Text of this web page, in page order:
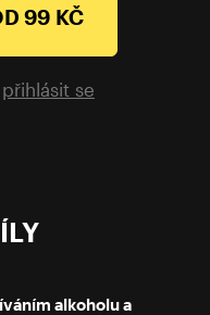
99 KČ
přihlásit se
alkoholu a